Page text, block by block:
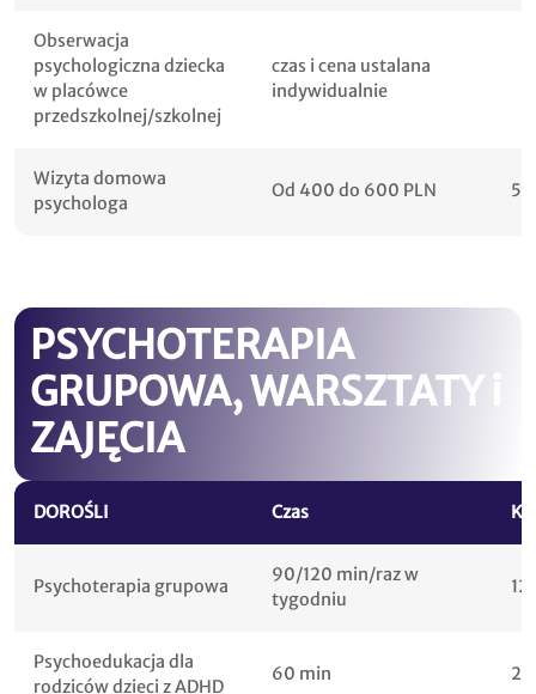
Obserwacja
psychologiczna dziecka
w placówce
przedszkolnej/szkolnej
czas i cena ustalana
indywidualnie
Wizyta domowa
psychologa
Od 400 do 600 PLN
PSYCHOTERAPIA
GRUPOWA, WARSZTATY i
ZAJĘCIA
DOROŚLI Czas
Psychoterapia grupowa
90/120 min/raz w
tygodniu
Psychoedukacja dla
rodziców dzieci z ADHD
60 min